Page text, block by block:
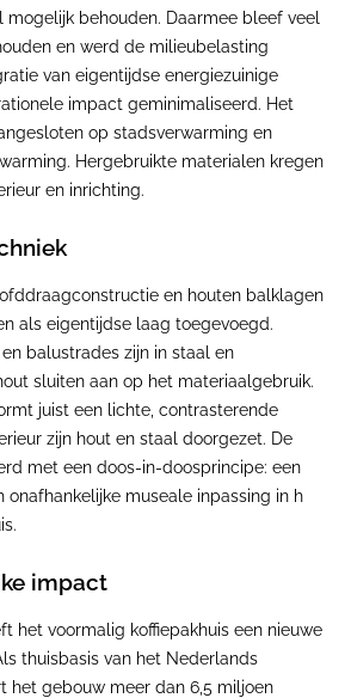
mogelijk behouden. Daarmee bleef veel
en werd de milieubelasting
van eigentijdse energiezuinige
impact geminimaliseerd. Het
op stadsverwarming en
Hergebruikte materialen kregen
en inrichting.
en houten balklagen
als eigentijdse laag toegevoegd.
balustrades zijn in staal en
sluiten aan op het materiaalgebruik.
juist een lichte, contrasterende
zijn hout en staal doorgezet. De
met een doos-in-doosprincipe: een
onafhankelijke museale inpassing in h
impact
het voormalig koffiepakhuis een nieuwe
thuisbasis van het Nederlands
het gebouw meer dan 6,5 miljoen